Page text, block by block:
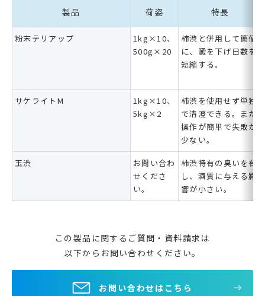
製品 荷姿 特長
粉末テリアップ
1kg×10、
500g×20
柿渋と併用して簡便
に、澱を下げ日数を
短縮する。
サケライトM
1kg×10、
5kg×2
柿渋を使用せず単独
で清澄できる。また
操作が簡単で失敗が
少ない。
玉渋
お問い合わ
せくださ
い。
柿渋特有の臭いを有
し、酒質に与える影
響が小さい。
この製品に関するご質問・資料請求は
以下からお問い合わせください。
お問い合わせはこちら